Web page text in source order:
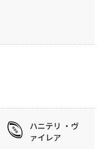
ハニテリ ・ヴ
ァイレア